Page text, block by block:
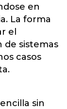
en
La forma
el
de sistemas
casos
sin